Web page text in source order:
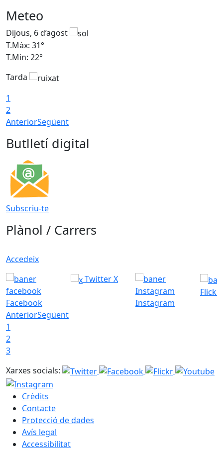
Meteo
Dijous, 6 d’agost
T.Màx: 31°
T.Min: 22°
Tarda
1
2
AnteriorSegüent
Butlletí digital
Subscriu-te
Plànol / Carrers
Accedeix
Facebook
Twitter X
Instagram
Flickr
AnteriorSegüent
1
2
3
Xarxes socials:
Crèdits
Contacte
Protecció de dades
Avís legal
Accessibilitat